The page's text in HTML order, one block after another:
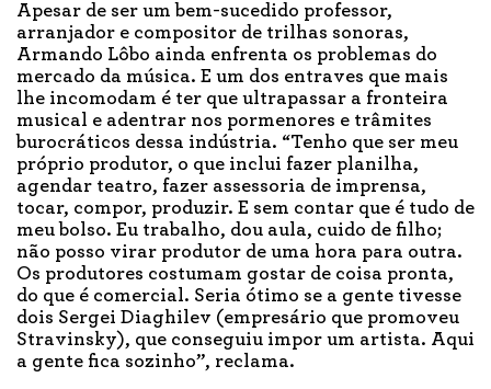
Apesar de ser um bem-sucedido professor,
arranjador e compositor de trilhas sonoras,
Armando Lôbo ainda enfrenta os problemas do
mercado da música. E um dos entraves que mais
lhe incomodam é ter que ultrapassar a fronteira
musical e adentrar nos pormenores e trâmites
burocráticos dessa indústria. “Tenho que ser meu
próprio produtor, o que inclui fazer planilha,
agendar teatro, fazer assessoria de imprensa,
tocar, compor, produzir. E sem contar que é tudo de
meu bolso. Eu trabalho, dou aula, cuido de filho;
não posso virar produtor de uma hora para outra.
Os produtores costumam gostar de coisa pronta,
do que é comercial. Seria ótimo se a gente tivesse
dois Sergei Diaghilev (empresário que promoveu
Stravinsky), que conseguiu impor um artista. Aqui
a gente fica sozinho”, reclama.